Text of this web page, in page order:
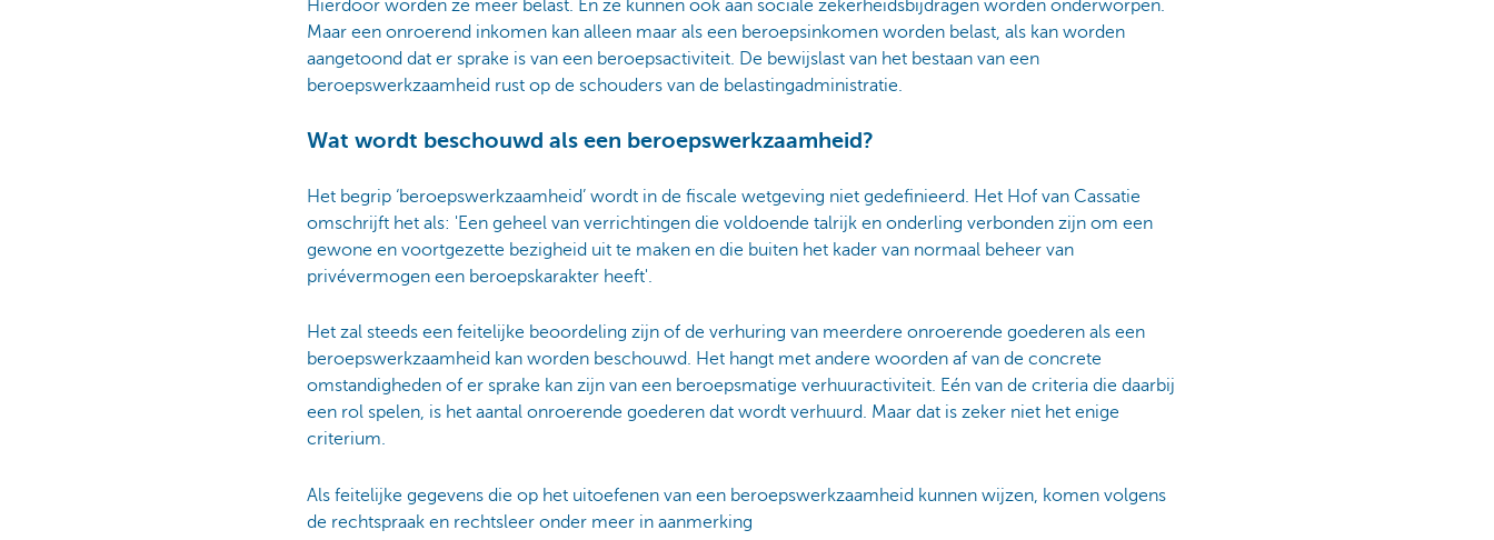
Hierdoor worden ze meer belast. En ze kunnen ook aan sociale zekerheidsbijdragen worden onderworpen.
Maar een onroerend inkomen kan alleen maar als een beroepsinkomen worden belast, als kan worden
aangetoond dat er sprake is van een beroepsactiviteit. De bewijslast van het bestaan van een
beroepswerkzaamheid rust op de schouders van de belastingadministratie.
Wat wordt beschouwd als een beroepswerkzaamheid?
Het begrip ‘beroepswerkzaamheid’ wordt in de fiscale wetgeving niet gedefinieerd. Het Hof van Cassatie
omschrijft het als: 'Een geheel van verrichtingen die voldoende talrijk en onderling verbonden zijn om een
gewone en voortgezette bezigheid uit te maken en die buiten het kader van normaal beheer van
privévermogen een beroepskarakter heeft'.
Het zal steeds een feitelijke beoordeling zijn of de verhuring van meerdere onroerende goederen als een
beroepswerkzaamheid kan worden beschouwd. Het hangt met andere woorden af van de concrete
omstandigheden of er sprake kan zijn van een beroepsmatige verhuuractiviteit. Eén van de criteria die daarbij
een rol spelen, is het aantal onroerende goederen dat wordt verhuurd. Maar dat is zeker niet het enige
criterium.
Als feitelijke gegevens die op het uitoefenen van een beroepswerkzaamheid kunnen wijzen, komen volgens
de rechtspraak en rechtsleer onder meer in aanmerking